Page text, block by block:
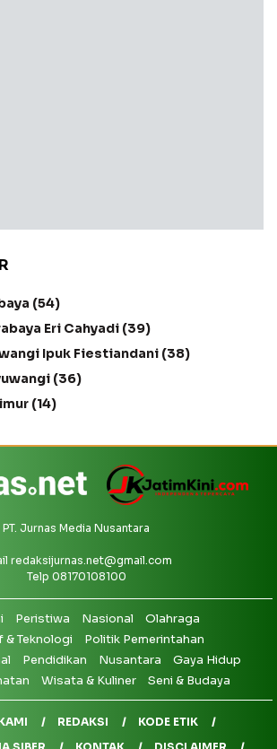
(54)
Eri Cahyadi (39)
Ipuk Fiestiandani (38)
(36)
(14)
PT. Jurnas Media Nusantara
redaksijurnas.net@gmail.com
Telp 08170108100
Peristiwa Nasional
Olahraga
Teknologi
Politik Pemerintahan
Pendidikan Nusantara
Gaya Hidup
Wisata & Kuliner Seni & Budaya
REDAKSI
KODE ETIK